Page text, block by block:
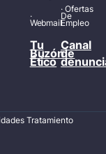
·
Webmail
·Ofertas
De
Empleo
Tu
Buzón
Ético
Canal
de
Tratamiento